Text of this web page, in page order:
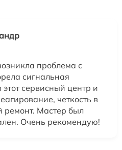
проблема с
сигнальная
сервисный центр и
четкость в
Мастер был
Очень рекомендую!